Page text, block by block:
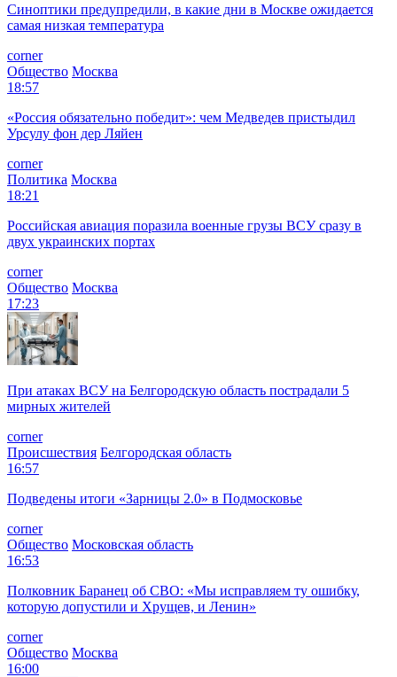
Синоптики предупредили, в какие дни в Москве ожидается
самая низкая температура
corner
Общество Москва
18:57
«Россия обязательно победит»: чем Медведев пристыдил
Урсулу фон дер Ляйен
corner
Политика Москва
18:21
Российская авиация поразила военные грузы ВСУ сразу в
двух украинских портах
corner
Общество Москва
17:23
При атаках ВСУ на Белгородскую область пострадали 5
мирных жителей
corner
Происшествия Белгородская область
16:57
Подведены итоги «Зарницы 2.0» в Подмосковье
corner
Общество Московская область
16:53
Полковник Баранец об СВО: «Мы исправляем ту ошибку,
которую допустили и Хрущев, и Ленин»
corner
Общество Москва
16:00